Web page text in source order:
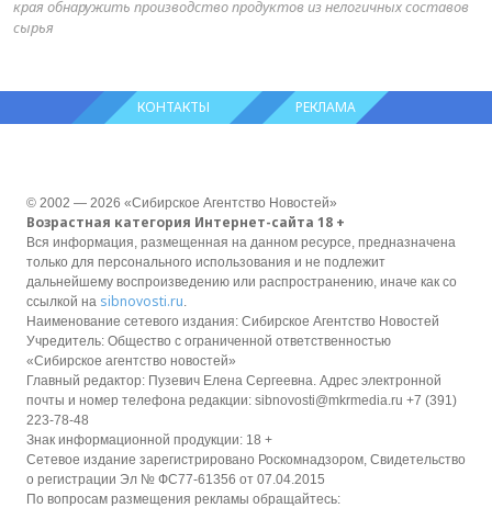
края обнаружить производство продуктов из нелогичных составов
сырья
КОНТАКТЫ РЕКЛАМА
© 2002 — 2026 «Сибирское Агентство Новостей»
Возрастная категория Интернет-сайта 18 +
Вся информация, размещенная на данном ресурсе, предназначена
только для персонального использования и не подлежит
дальнейшему воспроизведению или распространению, иначе как со
ссылкой на sibnovosti.ru.
Наименование сетевого издания: Сибирское Агентство Новостей
Учредитель: Общество с ограниченной ответственностью
«Сибирское агентство новостей»
Главный редактор: Пузевич Елена Сергеевна. Адрес электронной
почты и номер телефона редакции: sibnovosti@mkrmedia.ru +7 (391)
223-78-48
Знак информационной продукции: 18 +
Сетевое издание зарегистрировано Роскомнадзором, Свидетельство
о регистрации Эл № ФС77-61356 от 07.04.2015
По вопросам размещения рекламы обращайтесь: